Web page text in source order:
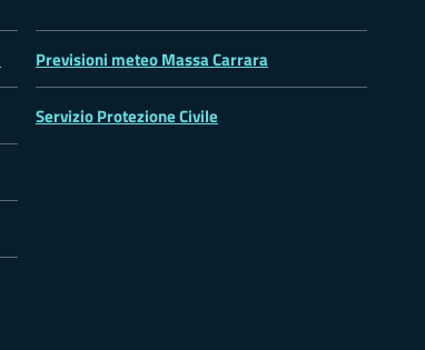
Previsioni meteo Massa Carrara
Servizio Protezione Civile